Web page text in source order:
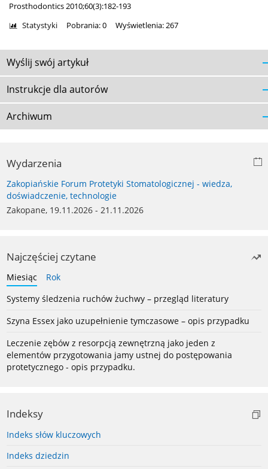
Prosthodontics 2010;60(3):182-193
Statystyki Pobrania: 0 Wyświetlenia: 267
Wyślij swój artykuł
Instrukcje dla autorów
Archiwum
Wydarzenia
Zakopiańskie Forum Protetyki Stomatologicznej - wiedza,
doświadczenie, technologie
Zakopane, 19.11.2026 - 21.11.2026
Najczęściej czytane
Miesiąc
Rok
Systemy śledzenia ruchów żuchwy – przegląd literatury
Szyna Essex jako uzupełnienie tymczasowe – opis przypadku
Leczenie zębów z resorpcją zewnętrzną jako jeden z
elementów przygotowania jamy ustnej do postępowania
protetycznego - opis przypadku.
Indeksy
Indeks słów kluczowych
Indeks dziedzin